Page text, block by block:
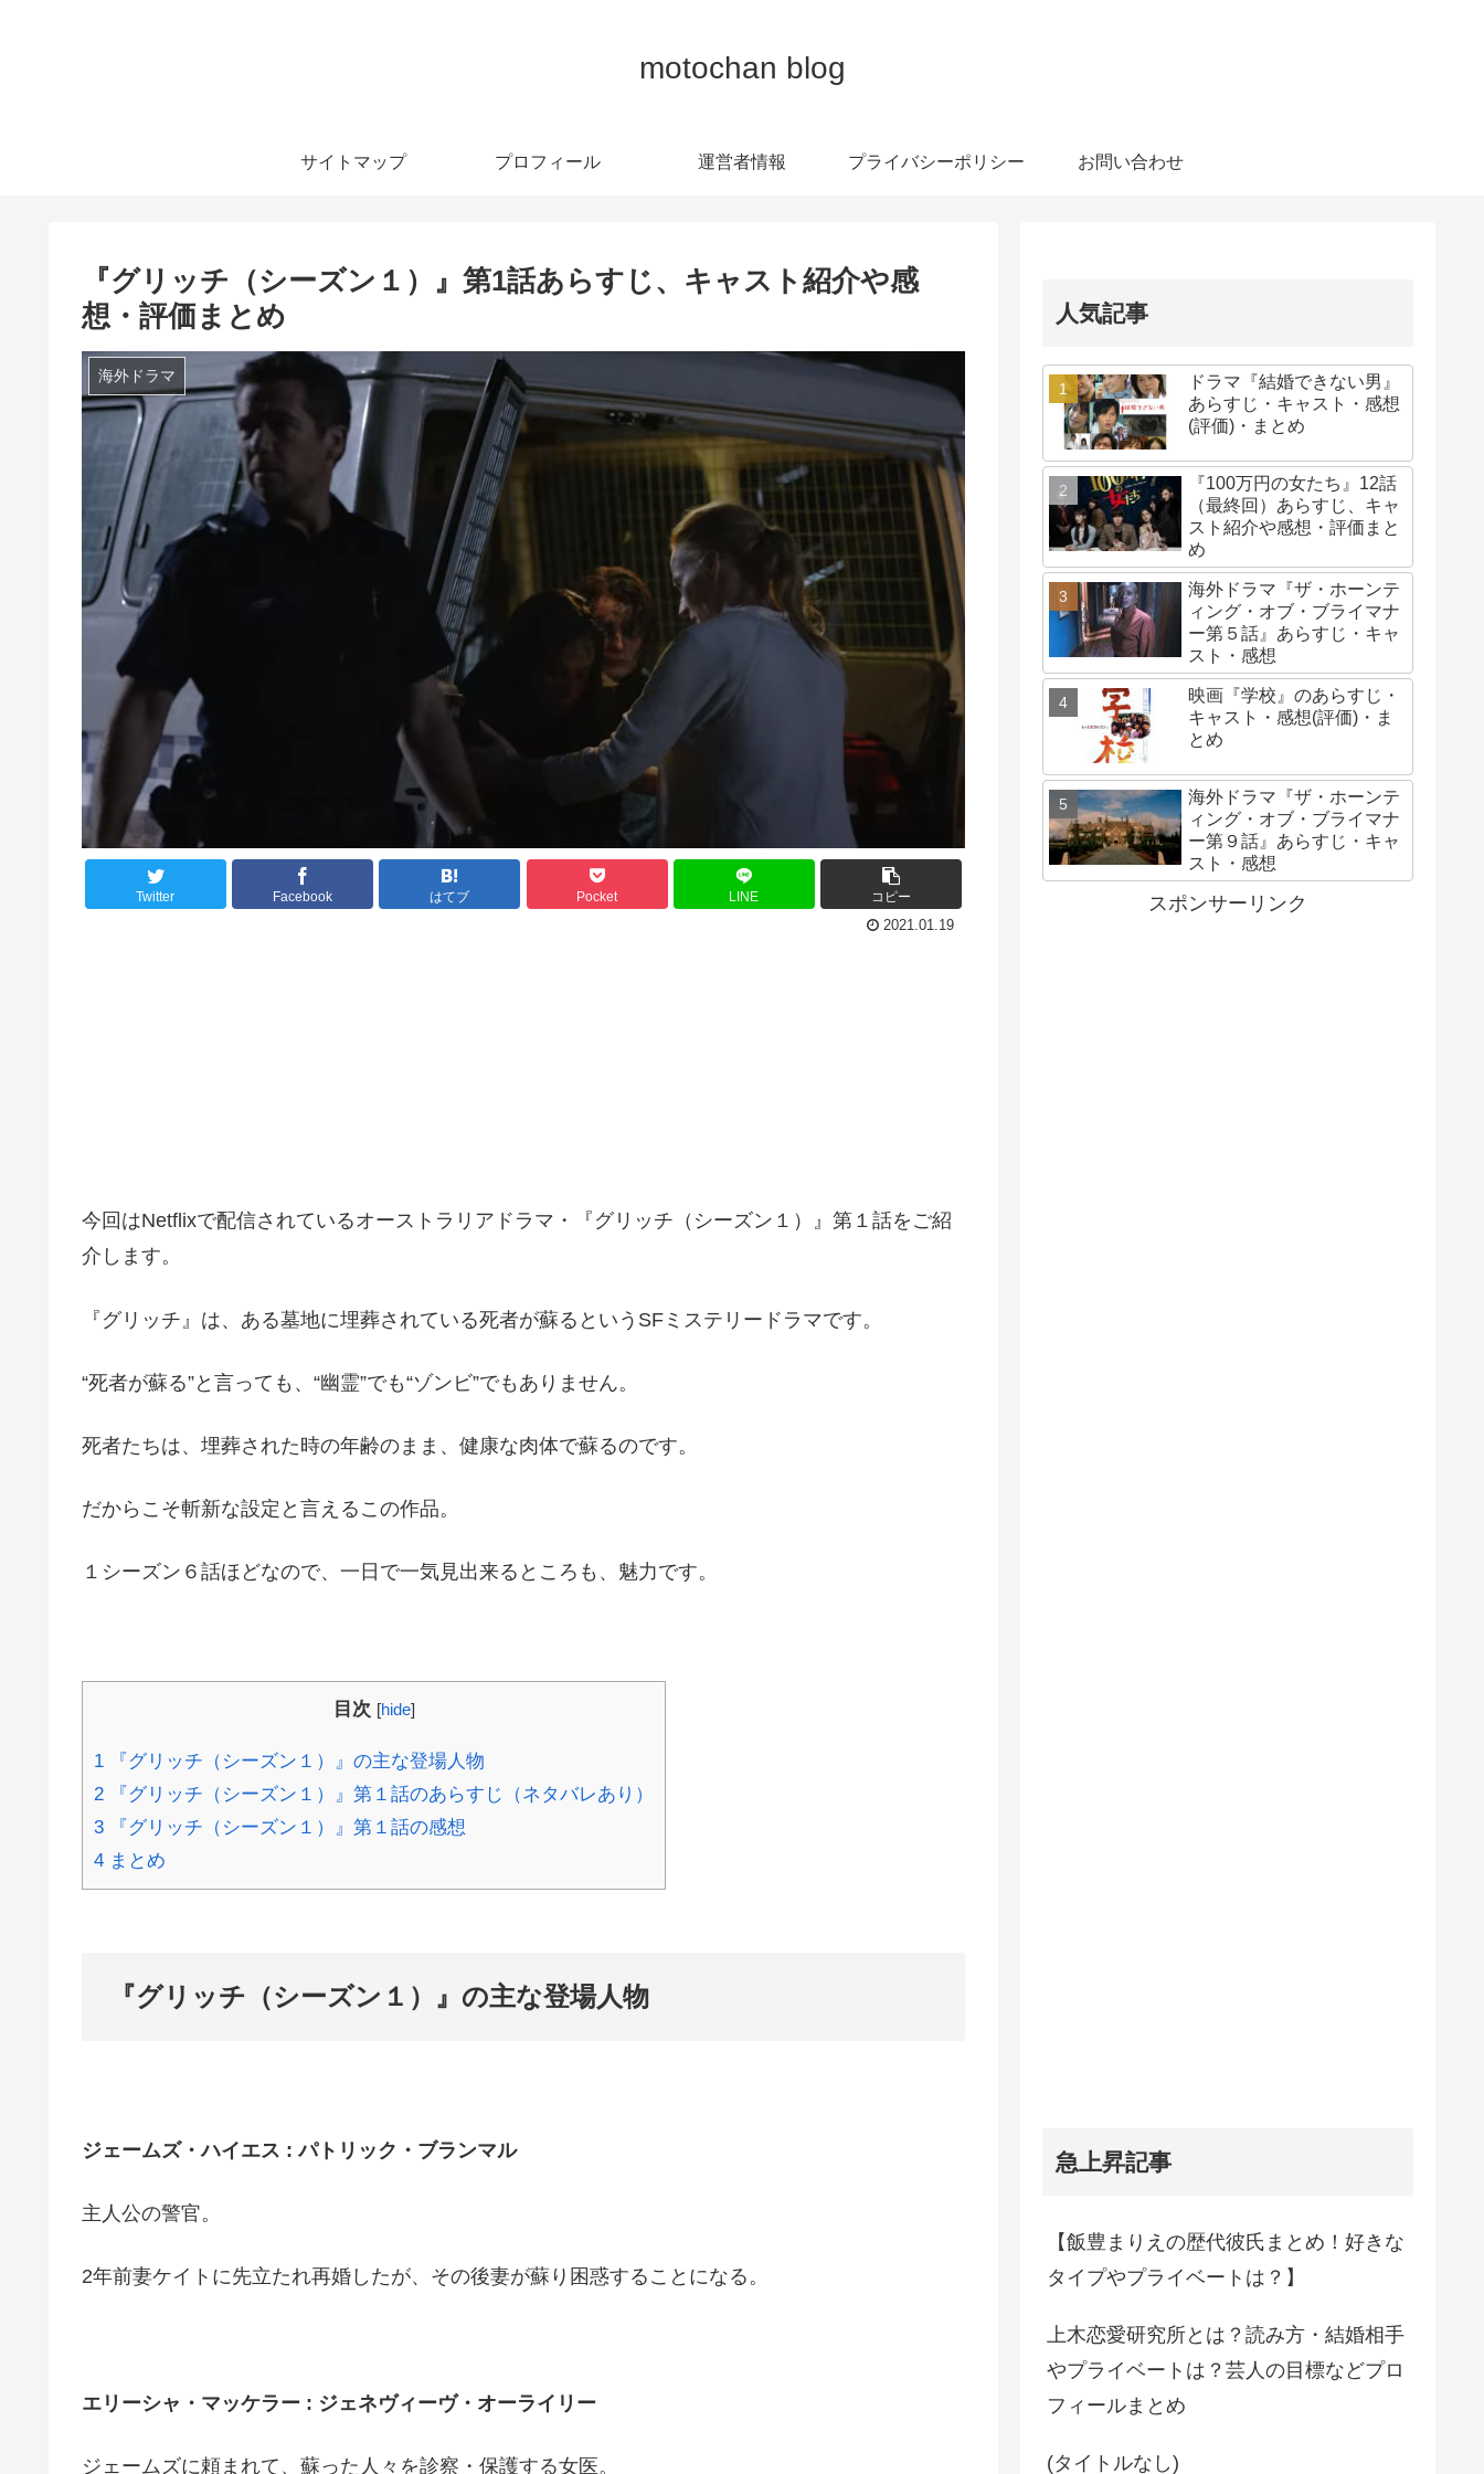
motochan blog
サイトマップ プロフィール 運営者情報 プライバシーポリシー お問い合わせ
『グリッチ（シーズン１）』第1話あらすじ、キャスト紹介や感
想・評価まとめ
海外ドラマ
Twitter Facebook はてブ Pocket LINE
コピー
2021.01.19
今回はNetflixで配信されているオーストラリアドラマ・『グリッチ（シーズン１）』第１話をご紹
介します。
『グリッチ』は、ある墓地に埋葬されている死者が蘇るというSFミステリードラマです。
“死者が蘇る”と言っても、“幽霊”でも“ゾンビ”でもありません。
死者たちは、埋葬された時の年齢のまま、健康な肉体で蘇るのです。
だからこそ斬新な設定と言えるこの作品。
１シーズン６話ほどなので、一日で一気見出来るところも、魅力です。
目次 [hide]
1 『グリッチ（シーズン１）』の主な登場人物
2 『グリッチ（シーズン１）』第１話のあらすじ（ネタバレあり）
3 『グリッチ（シーズン１）』第１話の感想
4 まとめ
『グリッチ（シーズン１）』の主な登場人物
ジェームズ・ハイエス : パトリック・ブランマル
主人公の警官。
2年前妻ケイトに先立たれ再婚したが、その後妻が蘇り困惑することになる。
エリーシャ・マッケラー : ジェネヴィーヴ・オーライリー
ジェームズに頼まれて、蘇った人々を診察・保護する女医。
人気記事
ドラマ『結婚できない男』
あらすじ・キャスト・感想
(評価)・まとめ
『100万円の女たち』12話
（最終回）あらすじ、キャ
スト紹介や感想・評価まと
め
海外ドラマ『ザ・ホーンテ
ィング・オブ・ブライマナ
ー第５話』あらすじ・キャ
スト・感想
映画『学校』のあらすじ・
キャスト・感想(評価)・ま
とめ
海外ドラマ『ザ・ホーンテ
ィング・オブ・ブライマナ
ー第９話』あらすじ・キャ
スト・感想
スポンサーリンク
急上昇記事
【飯豊まりえの歴代彼氏まとめ！好きな
タイプやプライベートは？】
上木恋愛研究所とは？読み方・結婚相手
やプライベートは？芸人の目標などプロ
フィールまとめ
(タイトルなし)